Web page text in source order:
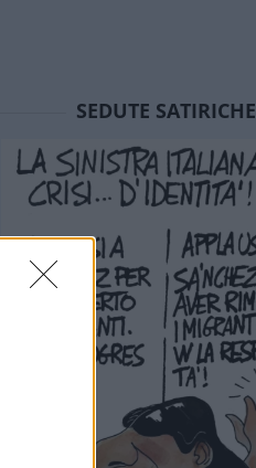
SEDUTE SATIRICHE